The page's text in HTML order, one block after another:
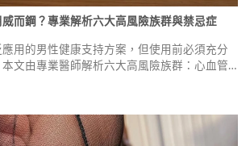
而鋼？專業解析六大高風險族群與禁忌症
用的男性健康支持方案，但使用前必須充分
文由專業醫師解析六大高風險族群：心血管
健康最負責的態度。